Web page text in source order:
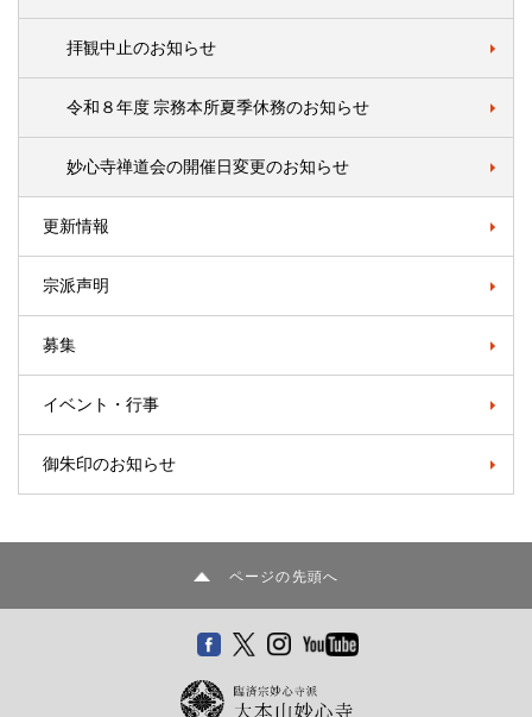
拝観中止のお知らせ
令和８年度 宗務本所夏季休務のお知らせ
妙心寺禅道会の開催日変更のお知らせ
更新情報
宗派声明
募集
イベント・行事
御朱印のお知らせ
ページの先頭へ